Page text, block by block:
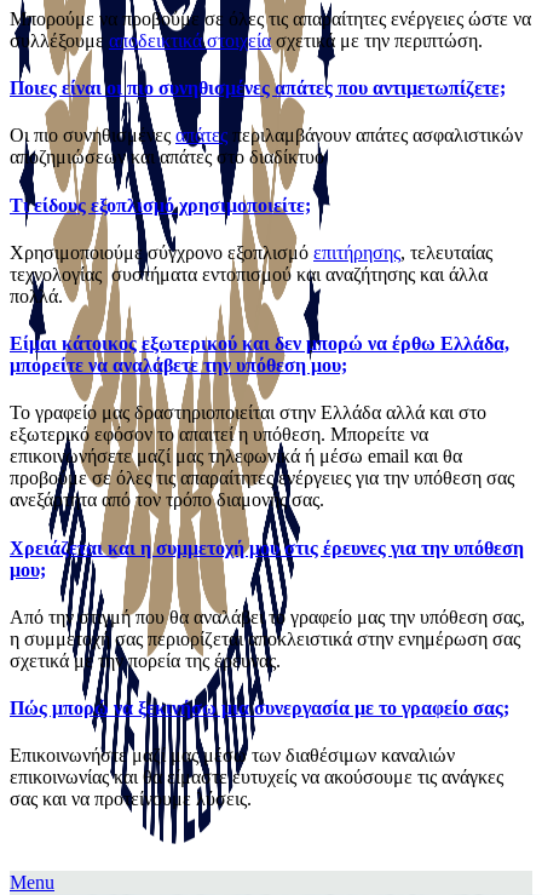
Menu
Μπορούμε να προβούμε σε όλες τις απαραίτητες ενέργειες ώστε να
συλλέξουμε αποδεικτικά στοιχεία σχετικά με την περιπτώση.
Ποιες είναι οι πιο συνηθισμένες απάτες που αντιμετωπίζετε;
Οι πιο συνηθισμένες απάτες περιλαμβάνουν απάτες ασφαλιστικών
αποζημιώσεων και απάτες στο διαδίκτυο
Τι είδους εξοπλισμό χρησιμοποιείτε;
Χρησιμοποιούμε σύγχρονο εξοπλισμό επιτήρησης, τελευταίας
τεχνολογίας συστήματα εντοπισμού και αναζήτησης και άλλα
πολλά.
Είμαι κάτοικος εξωτερικού και δεν μπορώ να έρθω Ελλάδα,
μπορείτε να αναλάβετε την υπόθεση μου;
Το γραφείο μας δραστηριοποιείται στην Ελλάδα αλλά και στο
εξωτερικό εφόσον το απαιτεί η υπόθεση. Μπορείτε να
επικοινωνήσετε μαζί μας τηλεφωνικά ή μέσω email και θα
προβούμε σε όλες τις απαραίτητες ενέργειες για την υπόθεση σας
ανεξάρτητα από τον τρόπο διαμονής σας.
Χρειάζεται και η συμμετοχή μου στις έρευνες για την υπόθεση
μου;
Από την στιγμή που θα αναλάβει το γραφείο μας την υπόθεση σας,
η συμμετοχή σας περιορίζεται αποκλειστικά στην ενημέρωση σας
σχετικά με την πορεία της έρευνας.
Πώς μπορώ να ξεκινήσω μια συνεργασία με το γραφείο σας;
Επικοινωνήστε μαζί μας μέσω των διαθέσιμων καναλιών
επικοινωνίας και θα είμαστε ευτυχείς να ακούσουμε τις ανάγκες
σας και να προτείνουμε λύσεις.